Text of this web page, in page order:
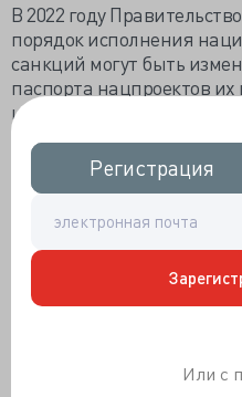
Регистрация
Регистрация
Или с
В 2022 году
порядок исполнения
санкций могут быть
паспорта нацпроектов
и задачи, определенные
07.05.2018 №204. Однако
только после принятия
На сегодняшний день в
«Здравоохранение»
проекты: «Борьба с
заболеваниями»,
первичной медико-
современной